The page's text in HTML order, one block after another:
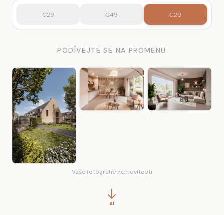
€29 €49 €29
PODÍVEJTE SE NA PROMĚNU
Vaše fotografie nemovitosti
AI